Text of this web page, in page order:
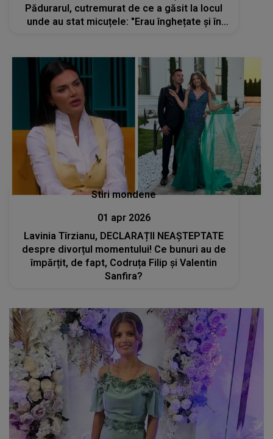
Pădurarul, cutremurat de ce a găsit la locul
unde au stat micuțele: "Erau înghețate și în
Stiri mondene
01 apr 2026
Lavinia Tîrzianu, DECLARAȚII NEAȘTEPTATE
despre divorțul momentului! Ce bunuri au de
împărțit, de fapt, Codruța Filip și Valentin
Sanfira?